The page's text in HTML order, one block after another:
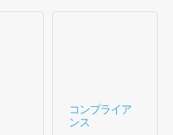
コンプライア
ンス